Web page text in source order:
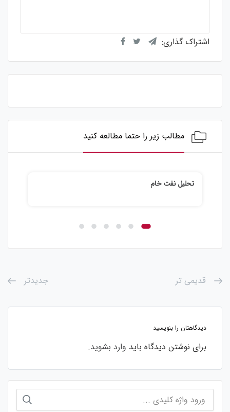
اشتراک گذاری:
مطالب زیر را حتما مطالعه کنید
تحلیل نفت خام
قدیمی تر جدیدتر
دیدگاهتان را بنویسید
برای نوشتن دیدگاه باید وارد بشوید.
جستجو
برای: